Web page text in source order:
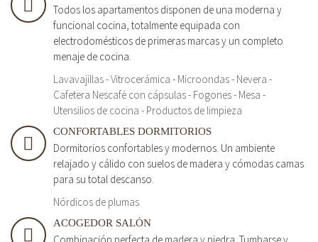
Todos los apartamentos disponen de una moderna y
funcional cocina, totalmente equipada con
electrodomésticos de primeras marcas y un completo
menaje de cocina.
Lavavajillas - Vitrocerámica - Microondas - Nevera -
Cafetera Nescafé con cápsulas - Fogones - Mesa -
Utensilios de cocina - Productos de limpieza
CONFORTABLES DORMITORIOS
Dormitorios confortables y modernos. Un ambiente
relajado y cálido con suelos de madera y cómodas camas
para su total descanso.
Nórdicos de plumas
ACOGEDOR SALÓN